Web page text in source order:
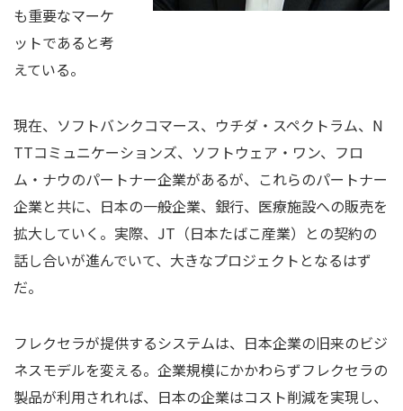
も重要なマーケ
ットであると考
えている。
現在、ソフトバンクコマース、ウチダ・スペクトラム、N
TTコミュニケーションズ、ソフトウェア・ワン、フロ
ム・ナウのパートナー企業があるが、これらのパートナー
企業と共に、日本の一般企業、銀行、医療施設への販売を
拡大していく。実際、JT（日本たばこ産業）との契約の
話し合いが進んでいて、大きなプロジェクトとなるはず
だ。
フレクセラが提供するシステムは、日本企業の旧来のビジ
ネスモデルを変える。企業規模にかかわらずフレクセラの
製品が利用されれば、日本の企業はコスト削減を実現し、